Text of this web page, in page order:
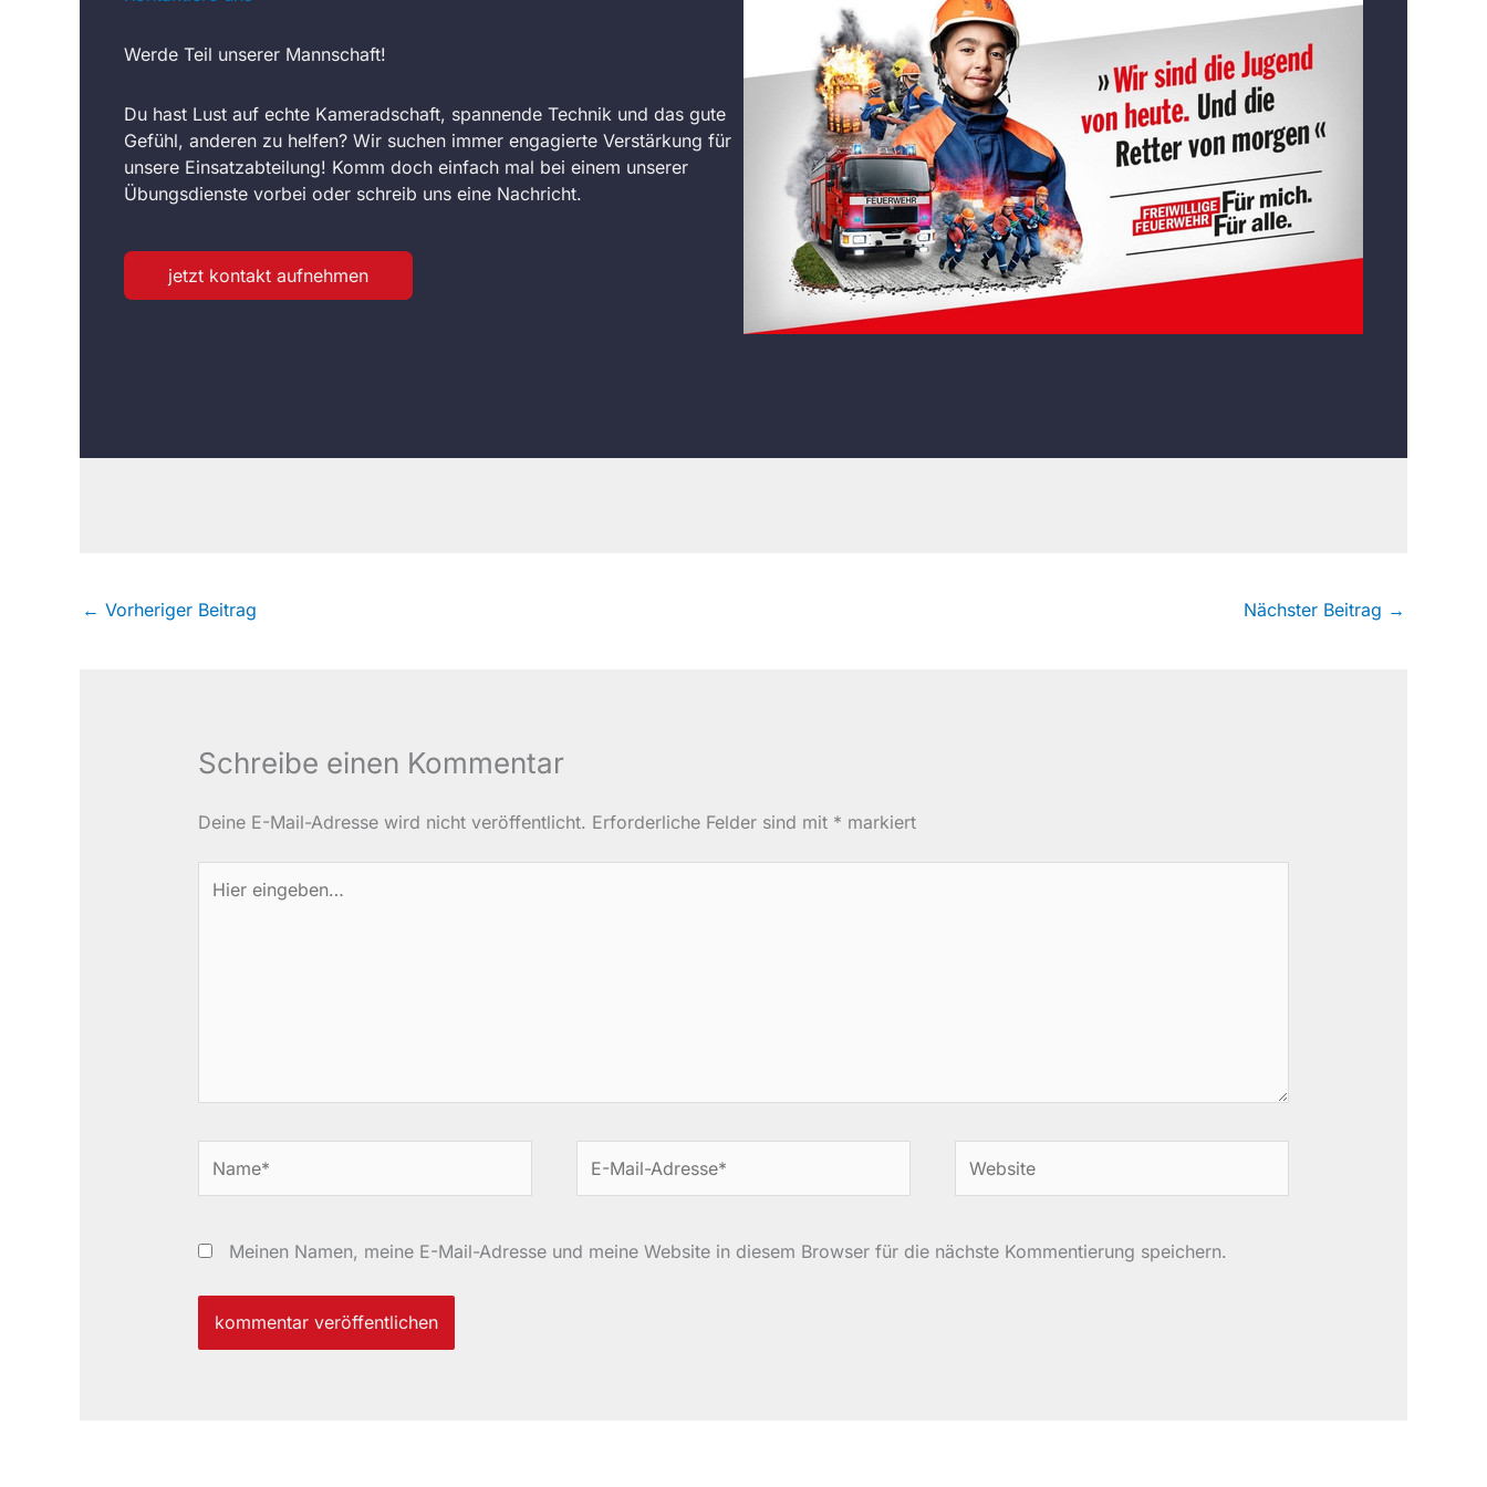
Werde Teil unserer Mannschaft!
Du hast Lust auf echte Kameradschaft, spannende Technik und das gute
Gefühl, anderen zu helfen? Wir suchen immer engagierte Verstärkung für
unsere Einsatzabteilung! Komm doch einfach mal bei einem unserer
Übungsdienste vorbei oder schreib uns eine Nachricht.
jetzt kontakt aufnehmen
← Vorheriger Beitrag Nächster Beitrag →
Schreibe einen Kommentar
Deine E-Mail-Adresse wird nicht veröffentlicht. Erforderliche Felder sind mit * markiert
eingeben…
Mail-
Meinen Namen, meine E-Mail-Adresse und meine Website in diesem Browser für die nächste Kommentierung speichern.